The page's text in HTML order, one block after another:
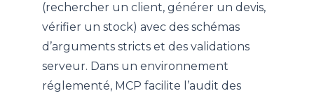
(rechercher un client, générer un devis,
vérifier un stock) avec des schémas
d’arguments stricts et des validations
serveur. Dans un environnement
réglementé, MCP facilite l’audit des